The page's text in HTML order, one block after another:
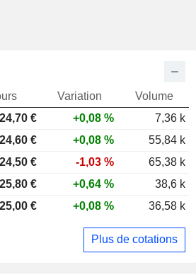
Variation
Volume
€ +0,08 %
7,36 k
€ +0,08 %
55,84 k
€ -1,03 %
65,38 k
€ +0,64 %
38,6 k
€ +0,08 % 36,58 k
Plus de cotations